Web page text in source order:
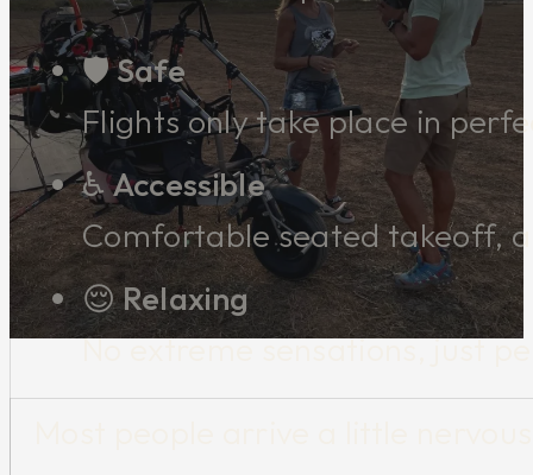
🛡️ Safe
Flights only take place in
♿ Accessible
Comfortable seated takeoff,
😌 Relaxing
No extreme sensations, just